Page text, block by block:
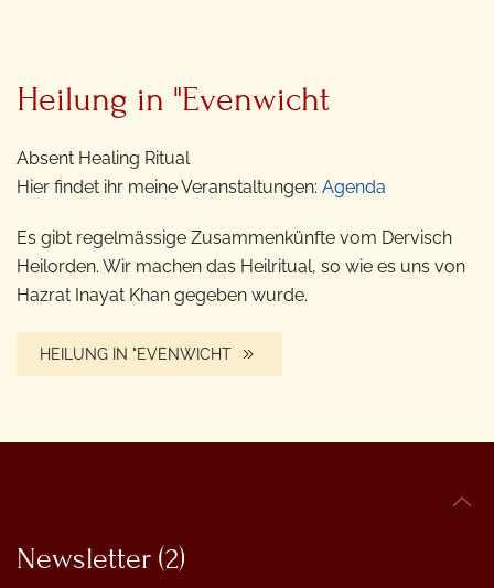
Heilung in "Evenwicht
Absent Healing Ritual
Hier findet ihr meine Veranstaltungen: Agenda
Es gibt regelmässige Zusammenkünfte vom Dervisch
Heilorden. Wir machen das Heilritual, so wie es uns von
Hazrat Inayat Khan gegeben wurde.
HEILUNG IN "EVENWICHT
Newsletter (2)